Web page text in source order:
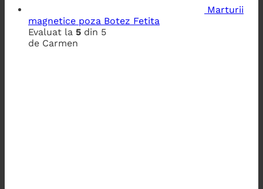
Marturii
magnetice poza Botez Fetita
Evaluat la 5 din 5
de Carmen